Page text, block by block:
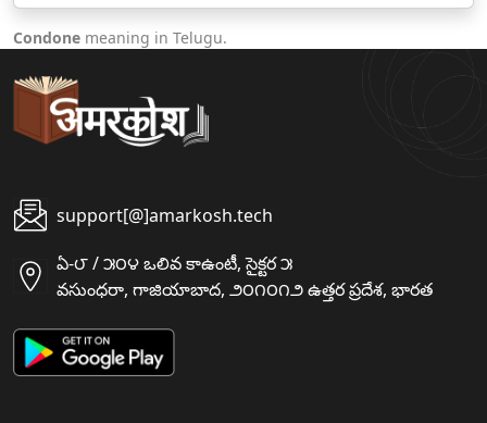
Condone meaning in Telugu.
support[@]amarkosh.tech
ఏ-౮ / ౫౦౪ ఒలివ కాఉంటీ, సైక్టర ౫
వసుంధరా, గాజియాబాద, ౨౦౧౦౧౨ ఉత్తర ప్రదేశ, భారత